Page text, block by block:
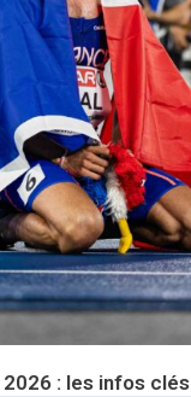
: les infos clés